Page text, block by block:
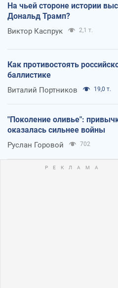
На чьей стороне истории
Дональд Трамп?
Виктор Каспрук 2,1 т.
Как противостоять
баллистике
Виталий Портников 19,0 т.
"Поколение оливье":
оказалась сильнее войны
Руслан Горовой 702